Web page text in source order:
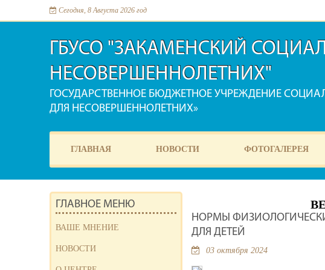
Сегодня, 8 Августа 2026 год
ГБУСО "ЗАКАМЕНСКИЙ
НЕСОВЕРШЕННОЛЕТНИХ"
ГОСУДАРСТВЕННОЕ БЮДЖЕТНОЕ УЧРЕЖДЕНИЕ
ДЛЯ НЕСОВЕРШЕННОЛЕТНИХ»
ГЛАВНАЯ НОВОСТИ ФОТОГАЛЕРЕЯ
ГЛАВНОЕ МЕНЮ
ВАШЕ МНЕНИЕ
НОВОСТИ
НОРМЫ
ДЛЯ ДЕТЕЙ
03 октября 2024